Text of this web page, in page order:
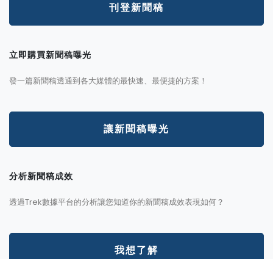
刊登新聞稿
立即購買新聞稿曝光
發一篇新聞稿透通到各大媒體的最快速、最便捷的方案！
讓新聞稿曝光
分析新聞稿成效
透過Trek數據平台的分析讓您知道你的新聞稿成效表現如何？
我想了解